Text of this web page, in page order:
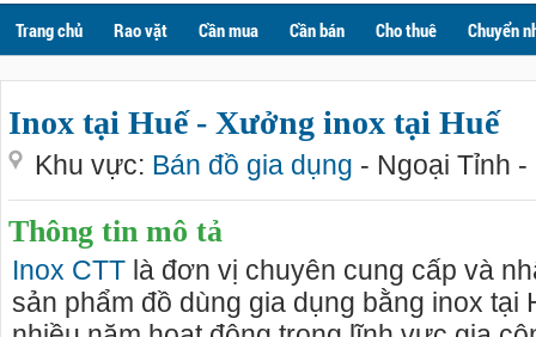
Trang chủ Rao vặt Cần mua Cần bán Cho thuê Chuyển
Inox tại Huế - Xưởng inox tại Huế
Khu vực: Bán đồ gia dụng - Ngoại Tỉnh
Thông tin mô tả
Inox CTT là đơn vị chuyên cung cấp và
sản phẩm đồ dùng gia dụng bằng inox tại